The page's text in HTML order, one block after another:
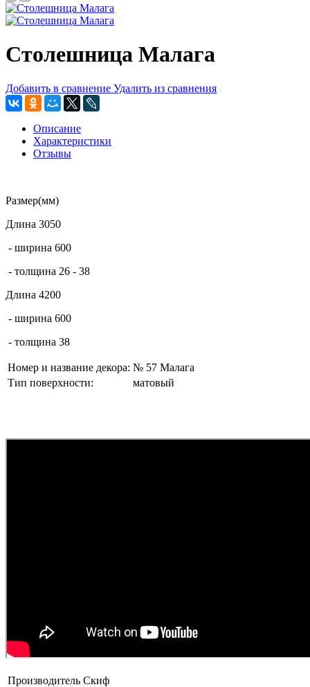
Столешница Малага
Добавить в сравнение Удалить из сравнения
Описание
Характеристики
Отзывы
Размер(мм)
Длина 3050
- ширина 600
- толщина 26 - 38
Длина 4200
- ширина 600
- толщина 38
Номер и название декора: № 57 Малага
Тип поверхности:
матовый
Производитель Скиф